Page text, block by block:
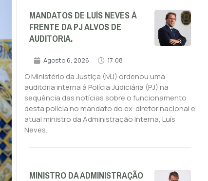
MANDATOS DE LUÍS NEVES À
FRENTE DA PJ ALVOS DE
AUDITORIA.
Agosto 6, 2026 17:08
O Ministério da Justiça (MJ) ordenou uma
auditoria interna à Polícia Judiciária (PJ) na
sequência das notícias sobre o funcionamento
desta polícia no mandato do ex-diretor nacional e
atual ministro da Administração Interna, Luís
Neves.
MINISTRO DA ADMINISTRAÇÃO